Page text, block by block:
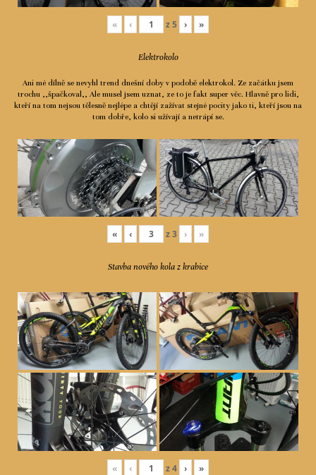
« ‹ z5 › »
Elektrokolo
Ani mé dílně se nevyhl trend dnešní doby v podobě elektrokol. Ze začátku jsem
trochu ,,špačkoval,, Ale musel jsem uznat, ze to je fakt super věc. Hlavně pro lidi,
kteří na tom nejsou tělesně nejlépe a chtějí zažívat stejné pocity jako ti, kteří jsou na
tom dobře, kolo si užívají a netrápí se.
« ‹ z3 › »
Stavba nového kola z krabice
« ‹ z4 › »